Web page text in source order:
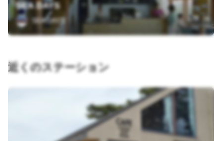
SEA DAYS
SEA DAYS
近くのステーション